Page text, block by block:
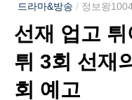
드라마&방송 / 정보왕
선재 업고
튀 3회 선재
회 예고